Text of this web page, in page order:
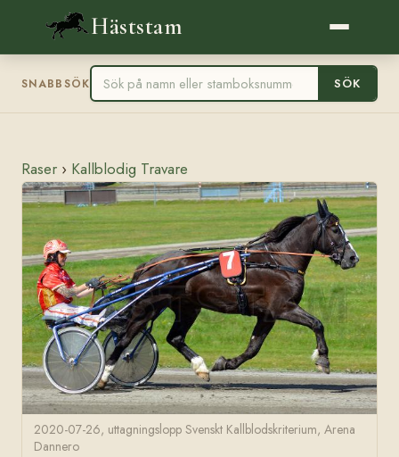
Häststam
SNABBSÖK SÖK
Raser › Kallblodig Travare
2020-07-26, uttagningslopp Svenskt Kallblodskriterium, Arena
Dannero